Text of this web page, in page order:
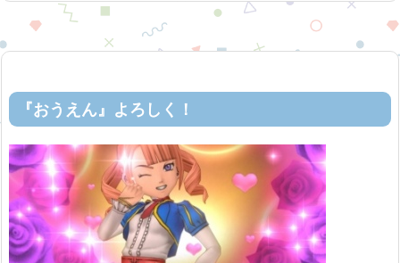
『おうえん』よろしく！